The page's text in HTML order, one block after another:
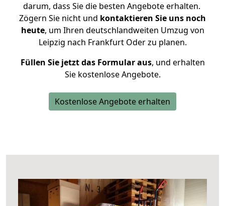
darum, dass Sie die besten Angebote erhalten.
Zögern Sie nicht und kontaktieren Sie uns noch
heute, um Ihren deutschlandweiten Umzug von
Leipzig nach Frankfurt Oder zu planen.
Füllen Sie jetzt das Formular aus, und erhalten
Sie kostenlose Angebote.
Kostenlose Angebote erhalten